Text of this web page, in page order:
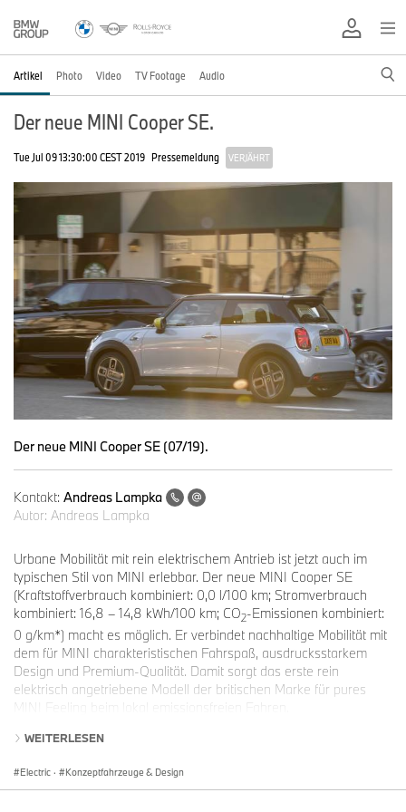
Artikel Photo Video TV Footage Audio
Der neue MINI Cooper SE.
Tue Jul 09 13:30:00 CEST 2019 Pressemeldung VERJÄHRT
Der neue MINI Cooper SE (07/19).
Kontakt: Andreas Lampka
Autor: Andreas Lampka
Urbane Mobilität mit rein elektrischem Antrieb ist jetzt auch im
typischen Stil von MINI erlebbar. Der neue MINI Cooper SE
(Kraftstoffverbrauch kombiniert: 0,0 l/100 km; Stromverbrauch
kombiniert: 16,8 – 14,8 kWh/100 km; CO2-Emissionen kombiniert:
0 g/km*) macht es möglich. Er verbindet nachhaltige Mobilität mit
dem für MINI charakteristischen Fahrspaß, ausdrucksstarkem
Design und Premium-Qualität. Damit sorgt das erste rein
elektrisch angetriebene Modell der britischen Marke für pures
MINI Feeling beim lokal emissionsfreien Fahren.
Die spontane Kraftentfaltung seines 135 kW/184 PS starken
innovative Fahrstabilitätsregelung mit aktornaher
Radschlupfbegrenzung verhelfen dem neuen MINI Cooper SE zu
WEITERLESEN
Electric · Konzeptfahrzeuge & Design